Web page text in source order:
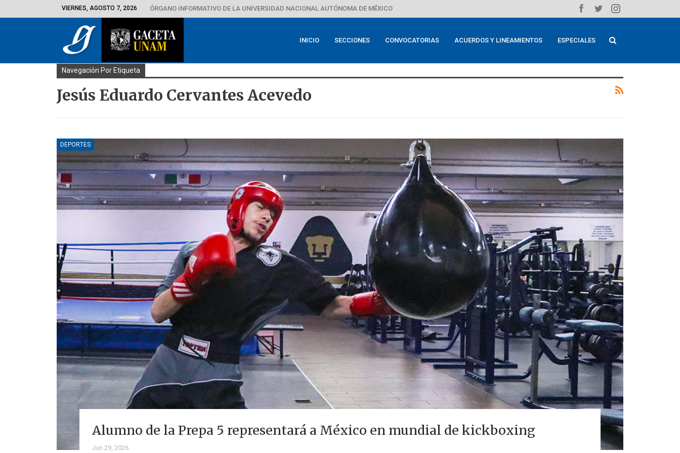
VIERNES, AGOSTO 7, 2026 ÓRGANO INFORMATIVO DE LA UNIVERSIDAD NACIONAL AUTÓNOMA DE MÉXICO
INICIO SECCIONES CONVOCATORIAS ACUERDOS Y LINEAMIENTOS ESPECIALES
Navegación Por Etiqueta
Jesús Eduardo Cervantes Acevedo
DEPORTES
Alumno de la Prepa 5 representará a México en mundial de kickboxing
Jun 29, 2026